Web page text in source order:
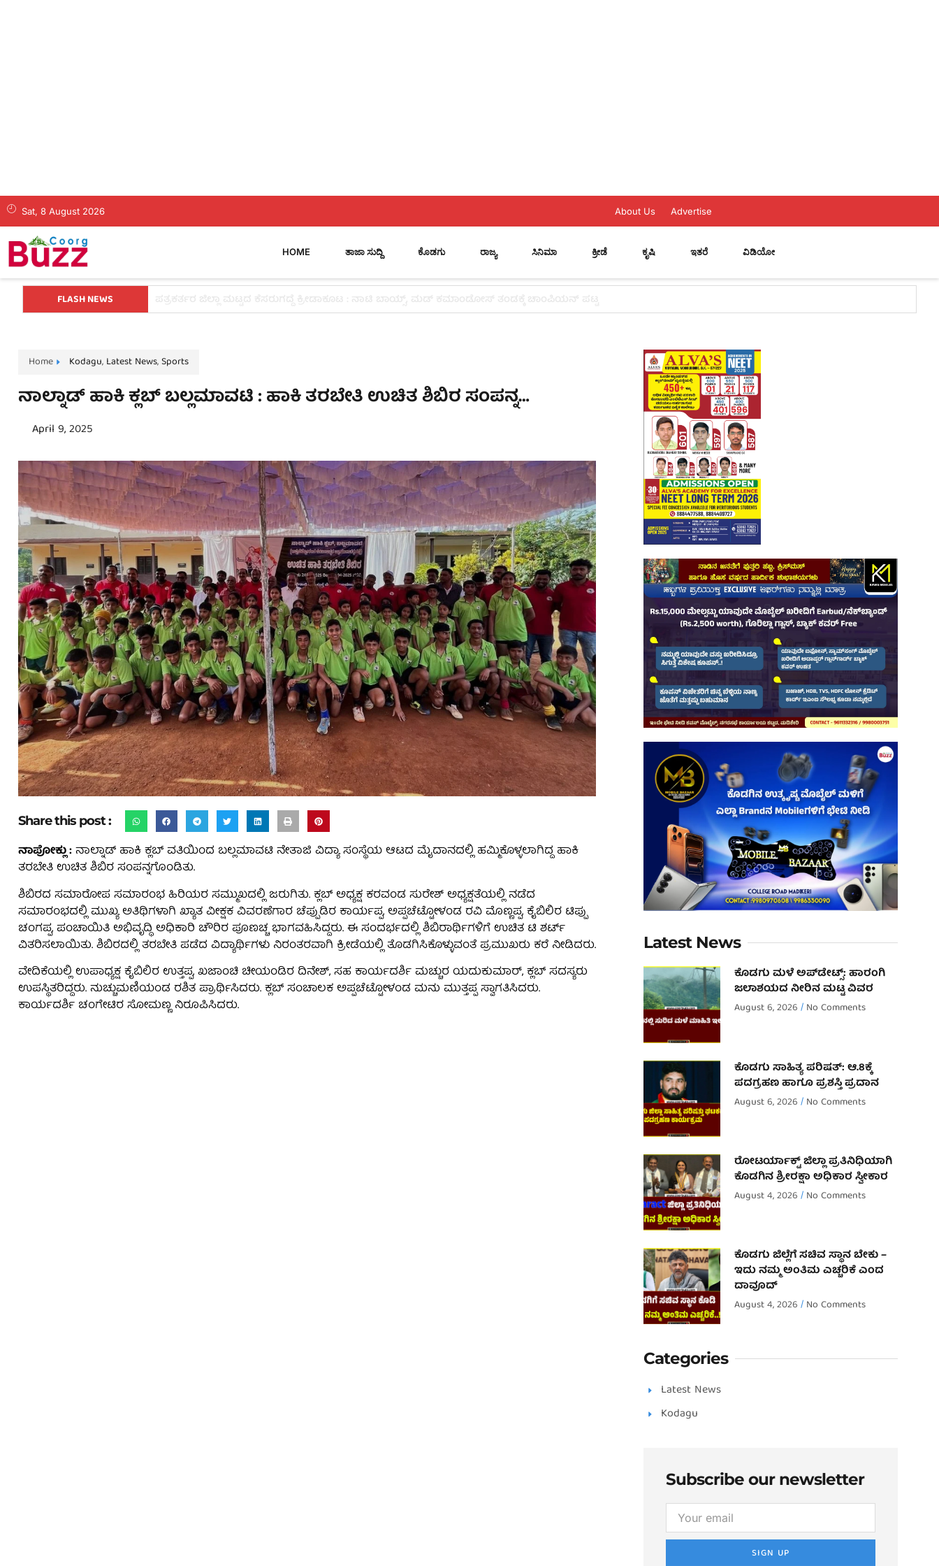
Sat, 8 August 2026 About Us Advertise
HOME ತಾಜಾ ಸುದ್ದಿ ಕೊಡಗು ರಾಜ್ಯ ಸಿನಿಮಾ ಕ್ರೀಡೆ ಕೃಷಿ ಇತರೆ ವಿಡಿಯೋ
FLASH NEWS
Home Kodagu, Latest News,Sports
ನಾಲ್ನಾಡ್‌ ಹಾಕಿ ಕ್ಲಬ್‌ ಬಲ್ಲಮಾವಟಿ : ಹಾಕಿ ತರಬೇತಿ ಉಚಿತ ಶಿಬಿರ ಸಂಪನ್ನ…
April 9, 2025
Share this post :
ನಾಪೋಕ್ಲು :ನಾಲ್ನಾಡ್ ಹಾಕಿ ಕ್ಲಬ್ ವತಿಯಿಂದ ಬಲ್ಲಮಾವಟಿ ನೇತಾಜಿ ವಿದ್ಯಾ ಸಂಸ್ಥೆಯ ಆಟದ ಮೈದಾನದಲ್ಲಿ ಹಮ್ಮಿಕೊಳ್ಳಲಾಗಿದ್ದ ಹಾಕಿ
ತರಬೇತಿ ಉಚಿತ ಶಿಬಿರ ಸಂಪನ್ನಗೊಂಡಿತು.
ಶಿಬಿರದ ಸಮಾರೋಪ ಸಮಾರಂಭ ಹಿರಿಯರ ಸಮ್ಮುಖದಲ್ಲಿ ಜರುಗಿತು. ಕ್ಲಬ್ ಅಧ್ಯಕ್ಷ ಕರವಂಡ ಸುರೇಶ್ ಅಧ್ಯಕ್ಷತೆಯಲ್ಲಿ ನಡೆದ
ಸಮಾರಂಭದಲ್ಲಿ ಮುಖ್ಯ ಅತಿಥಿಗಳಾಗಿ ಖ್ಯಾತ ವೀಕ್ಷಕ ವಿವರಣೆಗಾರ ಚೆಪ್ಪುಡಿರ ಕಾರ್ಯಪ್ಪ, ಅಪ್ಪಚೆಟ್ಟೋಳಂಡ ರವಿ ಮೊಣ್ಣಪ್ಪ, ಕೈಬಿಲಿರ ಟಿಪ್ಪು
ಚಂಗಪ್ಪ, ಪಂಚಾಯಿತಿ ಅಭಿವೃದ್ಧಿ ಅಧಿಕಾರಿ ಚೌರಿರ ಪೂಣಚ್ಚ ಭಾಗವಹಿಸಿದ್ದರು. ಈ ಸಂದರ್ಭದಲ್ಲಿ ಶಿಬಿರಾರ್ಥಿಗಳಿಗೆ ಉಚಿತ ಟಿ ಶರ್ಟ್
ವಿತರಿಸಲಾಯಿತು. ಶಿಬಿರದಲ್ಲಿ ತರಬೇತಿ ಪಡೆದ ವಿದ್ಯಾರ್ಥಿಗಳು ನಿರಂತರವಾಗಿ ಕ್ರೀಡೆಯಲ್ಲಿ ತೊಡಗಿಸಿಕೊಳ್ಳುವಂತೆ ಪ್ರಮುಖರು ಕರೆ ನೀಡಿದರು.
ವೇದಿಕೆಯಲ್ಲಿ ಉಪಾಧ್ಯಕ್ಷ ಕೈಬಿಲಿರ ಉತ್ತಪ್ಪ, ಖಜಾಂಚಿ ಚೀಯಂಡಿರ ದಿನೇಶ್, ಸಹ ಕಾರ್ಯದರ್ಶಿ ಮಚ್ಚುರ ಯದುಕುಮಾರ್, ಕ್ಲಬ್ ಸದಸ್ಯರು
ಉಪಸ್ಥಿತರಿದ್ದರು. ನುಚ್ಚುಮಣಿಯಂಡ ರಶಿತ ಪ್ರಾರ್ಥಿಸಿದರು. ಕ್ಲಬ್ ಸಂಚಾಲಕ ಅಪ್ಪಚೆಟ್ಟೋಳಂಡ ಮನು ಮುತ್ತಪ್ಪ ಸ್ವಾಗತಿಸಿದರು.
ಕಾರ್ಯದರ್ಶಿ ಚಂಗೇಟಿರ ಸೋಮಣ್ಣ ನಿರೂಪಿಸಿದರು.
Latest News
ಕೊಡಗು ಮಳೆ ಅಪ್‌ಡೇಟ್ಸ್: ಹಾರಂಗಿ
ಜಲಾಶಯದ ನೀರಿನ ಮಟ್ಟ ವಿವರ
August 6, 2026 No Comments
ಕೊಡಗು ಸಾಹಿತ್ಯ ಪರಿಷತ್: ಆ.8ಕ್ಕೆ
ಪದಗ್ರಹಣ ಹಾಗೂ ಪ್ರಶಸ್ತಿ ಪ್ರದಾನ
August 6, 2026 No Comments
ರೋಟರ್ಯಾಕ್ಟ್ ಜಿಲ್ಲಾ ಪ್ರತಿನಿಧಿಯಾಗಿ
ಕೊಡಗಿನ ಶ್ರೀರಕ್ಷಾ ಅಧಿಕಾರ ಸ್ವೀಕಾರ
August 4, 2026 No Comments
ಕೊಡಗು ಜಿಲ್ಲೆಗೆ ಸಚಿವ ಸ್ಥಾನ ಬೇಕು –
ಇದು ನಮ್ಮ ಅಂತಿಮ ಎಚ್ಚರಿಕೆ ಎಂದ
ದಾವೂದ್ ‌
August 4, 2026 No Comments
Categories
Latest News
Kodagu
Subscribe our newsletter
SIGN UP